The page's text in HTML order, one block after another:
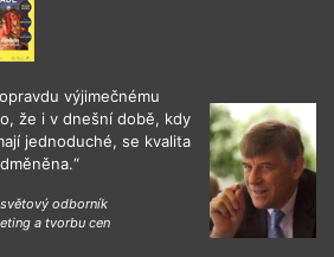
výjimečnému
že i v dnešní době, kdy
jednoduché, se kvalita
odborník
a tvorbu cen